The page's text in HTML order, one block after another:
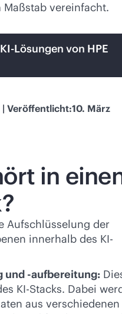
vereinfacht.
Lösungen von HPE
Veröffentlicht:10. März
in
Aufschlüsselung der
innerhalb des KI-
und -aufbereitung:
KI-Stacks. Dabei
aus verschiedenen